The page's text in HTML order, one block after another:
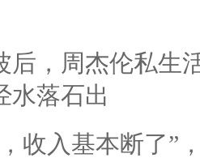
后，周杰伦私生
水落石出
收入基本断了”